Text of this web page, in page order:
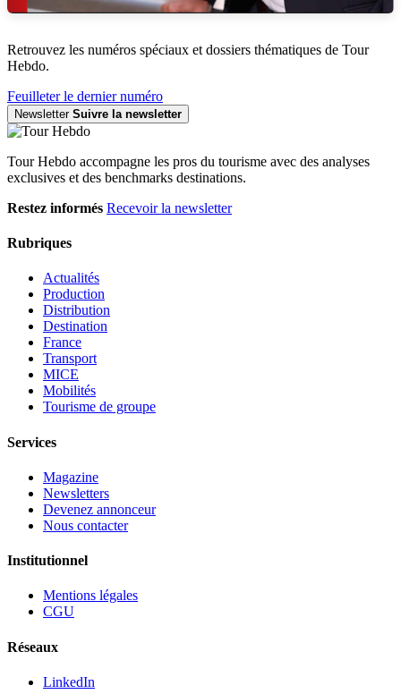
Retrouvez les numéros spéciaux et dossiers thématiques de Tour
Hebdo.
Feuilleter le dernier numéro
Newsletter Suivre la newsletter
Tour Hebdo accompagne les pros du tourisme avec des analyses
exclusives et des benchmarks destinations.
Restez informés Recevoir la newsletter
Rubriques
Actualités
Production
Distribution
Destination
France
Transport
MICE
Mobilités
Tourisme de groupe
Services
Magazine
Newsletters
Devenez annonceur
Nous contacter
Institutionnel
Mentions légales
CGU
Réseaux
LinkedIn